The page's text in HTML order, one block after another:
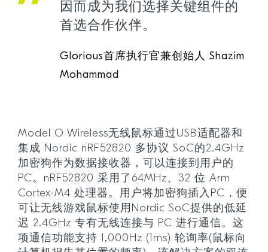
因而成为我们选择关键组件的
首选合作伙伴。
Glorious首席执行官兼创始人 Shazim
Mohammad
Model O Wireless无线鼠标通过USB适配器和
集成 Nordic nRF52820 多协议 SoC的2.4GHz
加密狗作为数据接收器，可以连接到用户的
PC。nRF52820 采用了64MHz、32 位 Arm
Cortex-M4 处理器。用户将加密狗插入PC，便
可让无线游戏鼠标使用Nordic SoC提供的低延
迟 2.4GHz 专有无线连接与 PC 进行通信。这
项通信功能支持 1,000Hz (1ms) 轮询率(鼠标向